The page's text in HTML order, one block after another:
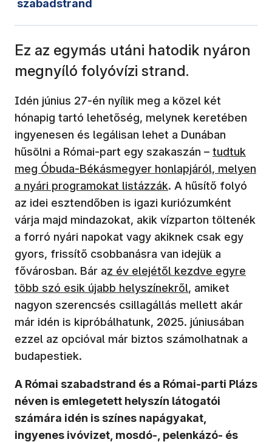
szabadstrand
Ez az egymás utáni hatodik nyáron
megnyíló folyóvízi strand.
Idén június 27-én nyílik meg a közel két
hónapig tartó lehetőség, melynek keretében
ingyenesen és legálisan lehet a Dunában
hűsölni a Római-part egy szakaszán – tudtuk
meg Óbuda-Békásmegyer honlapjáról, melyen
a nyári programokat listázzák. A hűsítő folyó
az idei esztendőben is igazi kuriózumként
várja majd mindazokat, akik vízparton töltenék
a forró nyári napokat vagy akiknek csak egy
gyors, frissítő csobbanásra van idejük a
fővárosban. Bár az év elejétől kezdve egyre
több szó esik újabb helyszínekről, amiket
nagyon szerencsés csillagállás mellett akár
már idén is kipróbálhatunk, 2025. júniusában
ezzel az opcióval már biztos számolhatnak a
budapestiek.
A Római szabadstrand és a Római-parti Plázs
néven is emlegetett helyszín látogatói
számára idén is színes napágyakat,
ingyenes ivóvizet, mosdó-, pelenkázó- és